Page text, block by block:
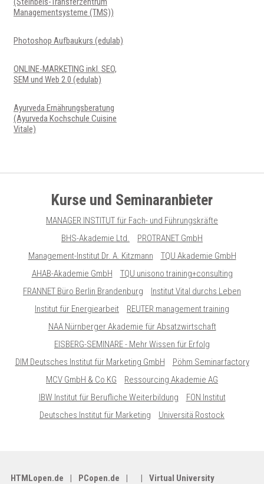
Managementsysteme (TMS))
Photoshop Aufbaukurs (edulab)
ONLINE-MARKETING inkl. SEO,
SEM und Web 2.0 (edulab)
Ayurveda Ernährungsberatung
(Ayurveda Kochschule Cuisine
Vitale)
Kurse und Seminaranbieter
MANAGER INSTITUT für Fach- und Führungskräfte
BHS-Akademie Ltd.
PROTRANET GmbH
Management-Institut Dr. A. Kitzmann
TQU Akademie GmbH
AHAB-Akademie GmbH
TQU unisono training+consulting
FRANNET Büro Berlin Brandenburg
Institut Vital durchs Leben
Institut für Energiearbeit
REUTER management training
NAA Nürnberger Akademie für Absatzwirtschaft
EISBERG-SEMINARE - Mehr Wissen für Erfolg
DIM Deutsches Institut für Marketing GmbH
Pöhm Seminarfactory
MCV GmbH & Co KG
Ressourcing Akademie AG
IBW Institut für Berufliche Weiterbildung
FON Institut
Deutsches Institut für Marketing
Universitä Rostock
HTMLopen.de PCopen.de
Virtual University